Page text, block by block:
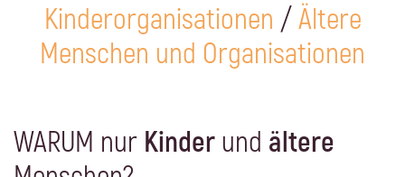
Kinderorganisationen /Ältere
Menschen und Organisationen
WARUM nur Kinder und ältere